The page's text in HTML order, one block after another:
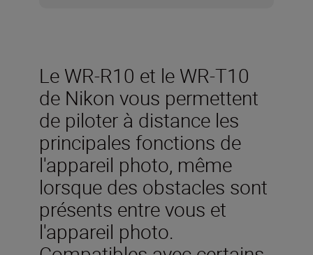
Le WR-R10 et le WR-T10
de Nikon vous permettent
de piloter à distance les
principales fonctions de
l'appareil photo, même
lorsque des obstacles sont
présents entre vous et
l'appareil photo.